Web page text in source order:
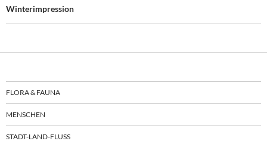
Winterimpression
FLORA & FAUNA
MENSCHEN
STADT-LAND-FLUSS